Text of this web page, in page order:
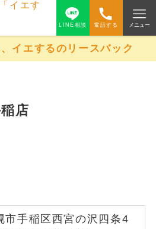
LINE相談 電話する メニュー
イエするのリースバック
店
市手稲区⻄宮の沢四条4